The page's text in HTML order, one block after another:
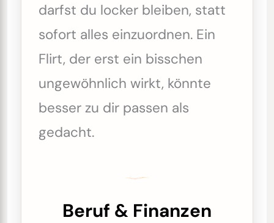
darfst du locker bleiben, statt
sofort alles einzuordnen. Ein
Flirt, der erst ein bisschen
ungewöhnlich wirkt, könnte
besser zu dir passen als
gedacht.
Beruf & Finanzen